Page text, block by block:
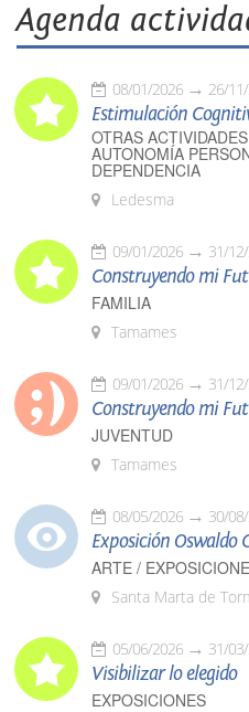
Agenda
08/01/2026 26/
Estimulación
OTRAS
AUTONOMÍA
DEPENDENCIA
Ledesma
09/01/2026 31/
Construyendo mi
FAMILIA
Tamames
09/01/2026 31/
Construyendo mi
JUVENTUD
Tamames
08/05/2026 30/
Exposición Oswaldo
ARTE /
Santa Marta de
05/06/2026 31/
Visibilizar lo elegido
EXPOSICIONES